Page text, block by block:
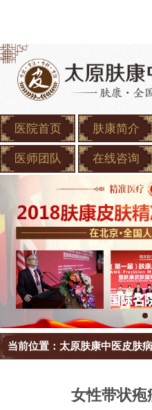
医院首页 肤康简介
医师团队 在线咨询
当前位置： 太原肤康中医皮肤
女性带状疱